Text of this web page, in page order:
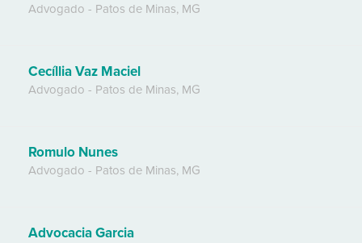
Advogado - Patos de Minas, MG
Cecíllia Vaz Maciel
Advogado - Patos de Minas, MG
Romulo Nunes
Advogado - Patos de Minas, MG
Advocacia Garcia